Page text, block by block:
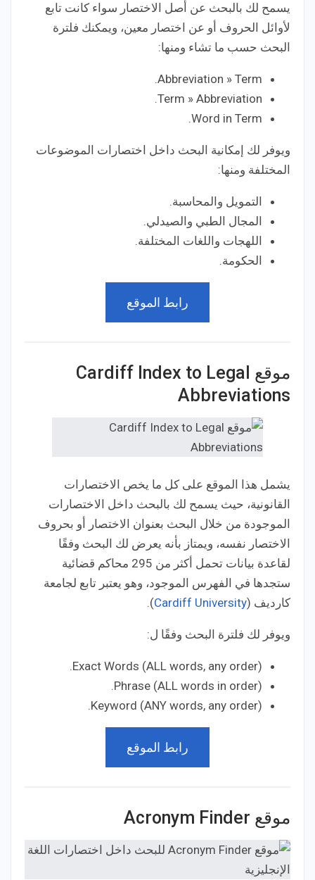
يسمح لك بالبحث عن أصل الاختصار سواء كانت تابع
لأوائل الحروف أو عن اختصار معين، ويمكنك فلترة
البحث حسب ما تشاء ومنها:
Abbreviation » Term.
Term » Abbreviation.
Word in Term.
ويوفر لك إمكانية البحث داخل اختصارات الموضوعات
المختلفة ومنها:
التمويل والمحاسبة.
المجال الطبي والصيدلي.
اللهجات واللغات المختلفة.
الحكومة.
رابط الموقع
موقع Cardiff Index to Legal
Abbreviations
يشمل هذا الموقع على كل ما يخص الاختصارات
القانونية، حيث يسمح لك بالبحث داخل الاختصارات
الموجودة من خلال البحث بعنوان الاختصار أو بحروف
الاختصار نفسه، ويمتاز بأنه يعرض لك البحث وفقًا
لقاعدة بيانات تحمل أكثر من 295 محاكم قضائية
ستجدها في الفهرس الموجود، وهو يعتبر تابع لجامعة
كارديف (Cardiff University
).
ويوفر لك فلترة البحث وفقًا ل:
Exact Words (ALL words, any order).
Phrase (ALL words in order).
Keyword (ANY words, any order).
رابط الموقع
موقع Acronym Finder